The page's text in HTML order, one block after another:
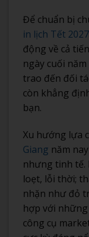
Để chuẩn bị
in lịch Tết 2027
động về cả
ngày cuối
trao đến đối
còn khẳng
bạn.
Xu hướng lựa
Giang năm
nhưng tinh tế.
loẹt, lỗi thời;
nhặn như đỏ
hợp với
công cụ